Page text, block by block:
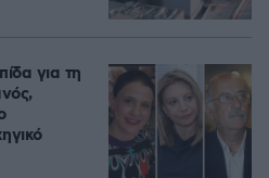
για τη